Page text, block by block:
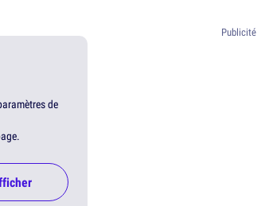
de